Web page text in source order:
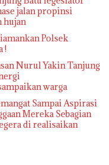
jalan propinsi
hujan
Polsek
!
Nurul Yakin Tanjung
warga
Sampai Aspirasi
Mereka Sebagian
di realisaikan